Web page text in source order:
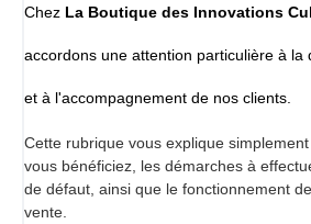
Moule en silicone 9 empreintes
Epaisseur empreinte 2 mm
Passe au lave-vaisselle et résiste aux
four jusqu'à 230°C.
Conditionnement
Moule 9 empreintes vendu à l'unité
Chez La Boutique des Innovations
accordons une attention particulière à la
et à l'accompagnement de nos clients.
Cette rubrique vous explique
vous bénéficiez, les démarches à
de défaut, ainsi que le fonctionnement
vente.